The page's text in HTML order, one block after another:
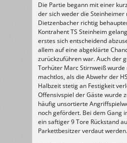
Die Partie begann mit einer
der sich weder die Steinheimer
Dietzenbacher richtig
Kontrahent TS Steinheim
erstes sich entscheidend
allem auf eine abgeklärte
zurückzuführen war. Auch der
Torhüter Marc Stirnweiß
machtlos, als die Abwehr der
Halbzeit stetig an Festigkeit
Offensivspiel der Gäste wurde
häufig unsortierte
noch gefördert. Bei dem Gang
ein saftiger 9 Tore Rückstand
Parkettbesitzer verdaut werden.